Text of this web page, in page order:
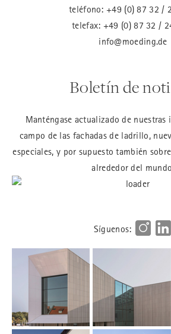
teléfono: +49 (0) 87 32 /
telefax: +49 (0) 87 32 /
info@moeding.de
Boletín de
Manténgase actualizado de nuestras
campo de las fachadas de ladrillo,
especiales, y por supuesto también
alrededor del
Síguenos: